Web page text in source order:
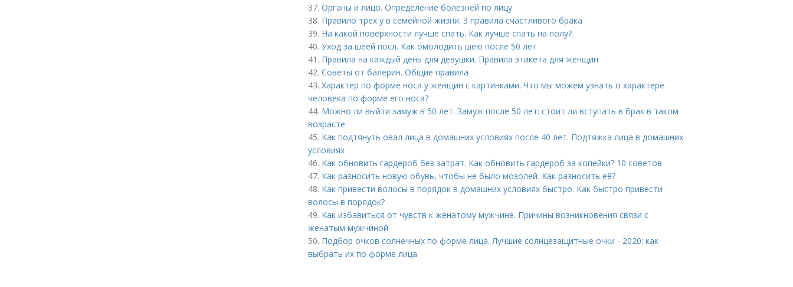
37. Органы и лицо. Определение болезней по лицу
38. Правило трех у в семейной жизни. 3 правила счастливого брака
39. На какой поверхности лучше спать. Как лучше спать на полу?
40. Уход за шеей посл. Как омолодить шею после 50 лет
41. Правила на каждый день для девушки. Правила этикета для женщин
42. Советы от балерин. Общие правила
43. Характер по форме носа у женщин с картинками. Что мы можем узнать о характере
человека по форме его носа?
44. Можно ли выйти замуж в 50 лет. Замуж после 50 лет: стоит ли вступать в брак в таком
возрасте
45. Как подтянуть овал лица в домашних условиях после 40 лет. Подтяжка лица в домашних
условиях
46. Как обновить гардероб без затрат. Как обновить гардероб за копейки? 10 советов
47. Как разносить новую обувь, чтобы не было мозолей. Как разносить её?
48. Как привести волосы в порядок в домашних условиях быстро. Как быстро привести
волосы в порядок?
49. Как избавиться от чувств к женатому мужчине. Причины возникновения связи с
женатым мужчиной
50. Подбор очков солнечных по форме лица. Лучшие солнцезащитные очки - 2020: как
выбрать их по форме лица